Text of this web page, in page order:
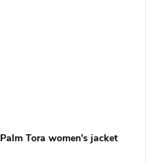
Palm Tora women's jacket